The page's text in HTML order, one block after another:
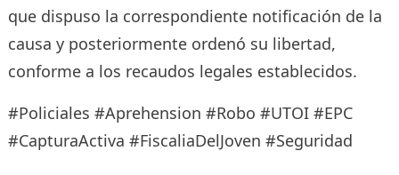
que dispuso la correspondiente notificación de la
causa y posteriormente ordenó su libertad,
conforme a los recaudos legales establecidos.
#Policiales #Aprehension #Robo #UTOI #EPC
#CapturaActiva #FiscaliaDelJoven #Seguridad